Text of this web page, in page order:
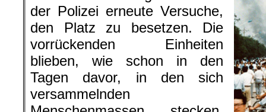
der Polizei erneute Versuche,
den Platz zu besetzen. Die
vorrückenden Einheiten
blieben, wie schon in den
Tagen davor, in den sich
versammelnden